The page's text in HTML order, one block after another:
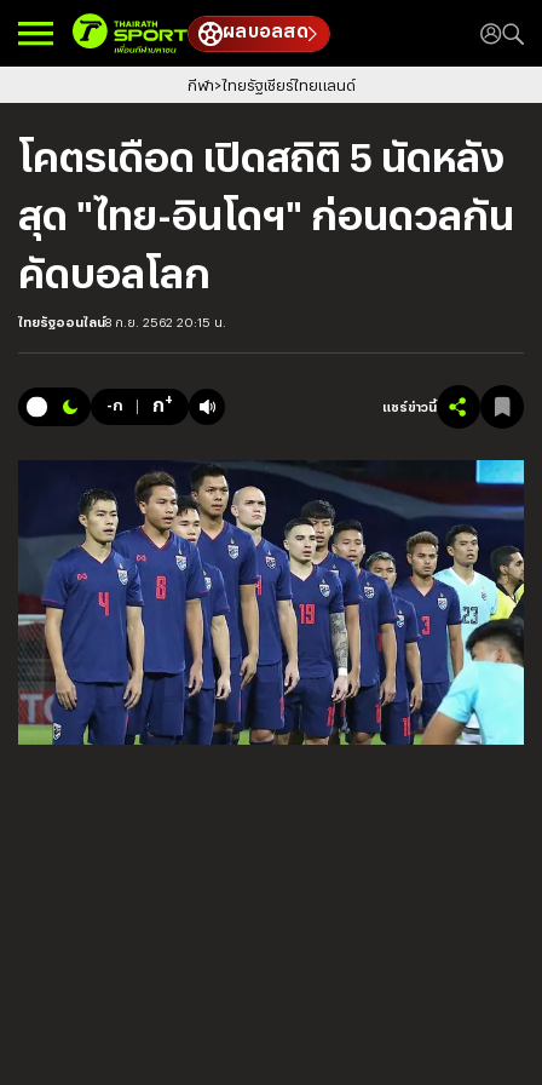
ผลบอลสด
กีฬา ไทยรัฐเชียร์ไทยแลนด์
โคตรเดือด เปิดสถิติ 5 นัดหลัง
สุด "ไทย-อินโดฯ" ก่อนดวลกัน
คัดบอลโลก
ไทยรัฐออนไลน์8 ก.ย. 2562 20:15 น.
-ก ก+ แชร์ข่าวนี้